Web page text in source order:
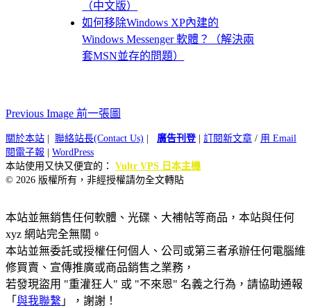
（中文版）
如何移除Windows XP內建的
Windows Messenger 軟體？（解決兩
套MSN並存的問題）
Previous Image 前一張圖
關於本站 聯絡站長(Contact Us) 廣告刊登| 訂閱新文章 / 用 Email
閱電子報
WordPress
本站使用又快又便宜的： Vultr VPS 日本主機
© 2026 版權所有，非經授權請勿全文轉貼
本站並無銷售任何軟體、光碟、大補帖等商品，本站與任何
xyz 網站完全無關。
本站並無委託或授權任何個人、公司或第三者承辦任何電腦維
修買賣、宣傳推廣或商品銷售之業務，
若發現盜用 "重灌狂人" 或 "不來恩" 名義之行為，請協助通報
「 與我聯繫 」，謝謝！